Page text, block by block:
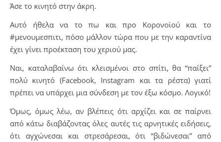
Άσε το κινητό στην άκρη.
Αυτό ήθελα να το πω και προ Κορονοϊού και το
#μενουμεσπιτι, πόσο μάλλον τώρα που με την καραντίνα
έχει γίνει προέκταση του χεριού μας.
Ναι, καταλαβαίνω ότι κλεισμένοι στο σπίτι, θα “παίξει”
πολύ κινητό (Facebook, Instagram και τα ρέστα) γιατί
πρέπει να υπάρχει μια σύνδεση με τον έξω κόσμο. Λογικό!
Όμως, όμως λέω, αν βλέπεις ότι αρχίζει και σε παίρνει
από κάτω διαβάζοντας όλες αυτές τις αρνητικές ειδήσεις,
ότι αγχώνεσαι και στρεσάρεσαι, ότι “βιδώνεσαι” από